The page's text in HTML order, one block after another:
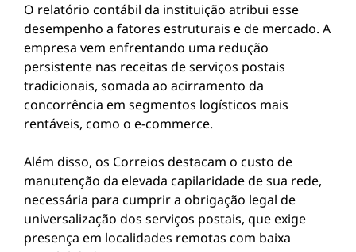
O relatório contábil da instituição atribui esse
desempenho a fatores estruturais e de mercado. A
empresa vem enfrentando uma redução
persistente nas receitas de serviços postais
tradicionais, somada ao acirramento da
concorrência em segmentos logísticos mais
rentáveis, como o e-commerce.
Além disso, os Correios destacam o custo de
manutenção da elevada capilaridade de sua rede,
necessária para cumprir a obrigação legal de
universalização dos serviços postais, que exige
presença em localidades remotas com baixa